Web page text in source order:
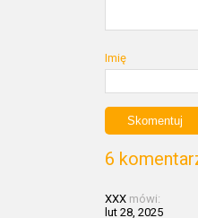
Imię
6
XXX mówi:
lut 28, 2025